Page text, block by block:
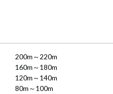
200m～220m
160m～180m
120m～140m
80m～100m